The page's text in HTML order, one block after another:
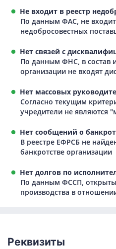
Не входит в реестр
По данным ФАС, не входит
недобросовестных
Нет связей с
По данным ФНС, в состав
организации не входят
Нет массовых
Согласно текущим
учредители не являются
Нет сообщений о
В реестре ЕФРСБ не
банкротстве организации
Нет долгов по
По данным ФССП,
производства в
Реквизиты